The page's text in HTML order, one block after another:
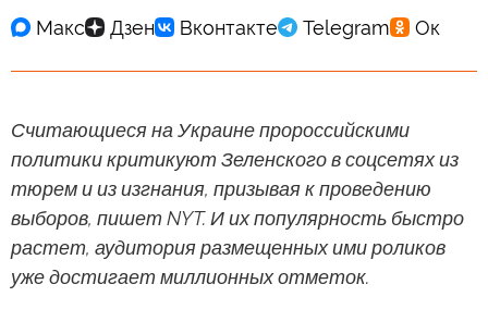
Считающиеся на Украине пророссийскими
политики критикуют Зеленского в соцсетях из
тюрем и из изгнания, призывая к проведению
выборов, пишет NYT. И их популярность быстро
растет, аудитория размещенных ими роликов
уже достигает миллионных отметок.